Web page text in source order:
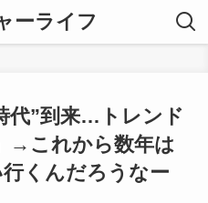
ーライフ
代”到来…トレンド
→これから数年は
くんだろうなー